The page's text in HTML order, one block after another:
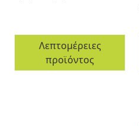
Λεπτομέρειες
προϊόντος